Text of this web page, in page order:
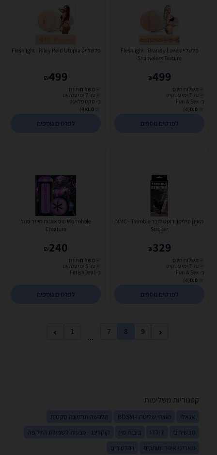
פלשלייט Fleshlight - Brandy Love
Shameless Texture
499
₪
משלוח חינם
עד 7 ימי עסקים
ב- Fun & Sex
0.0
(4)
לפרטים נוספים
פלשלייט Fleshlight - Riley Reid Utopia
499
₪
משלוח חינם
עד 7 ימי עסקים
ב- סקס פלאנט
0.0
(9)
לפרטים נוספים
מאונן סיליקון רוטט לגבר NMC - Tremble
Stroker
329
₪
משלוח חינם
עד 7 ימי עסקים
ב- Fun & Sex
0.0
(4)
לפרטים נוספים
Wormhole כוס אוננות חייזר סגול
Creature
240
₪
משלוח חינם
עד 5 ימי עסקים
ב- FetishDeal
לפרטים נוספים
1
...
7 8 9
קטגוריות משלימות
אנאלי מוצרי שליטה ו-BDSM
הלבשה תחתונה סקסית
תכשירים
דילדו בובות מין
קוקרינג - טבעות לשמירת הזיקפה
מאריכי איבר ותותבים
ויברטורים